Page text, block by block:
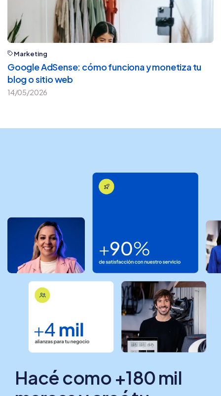
Marketing
Google AdSense: cómo funciona y monetiza tu
blog o sitio web
14/05/2026
Hacé como +180 mil